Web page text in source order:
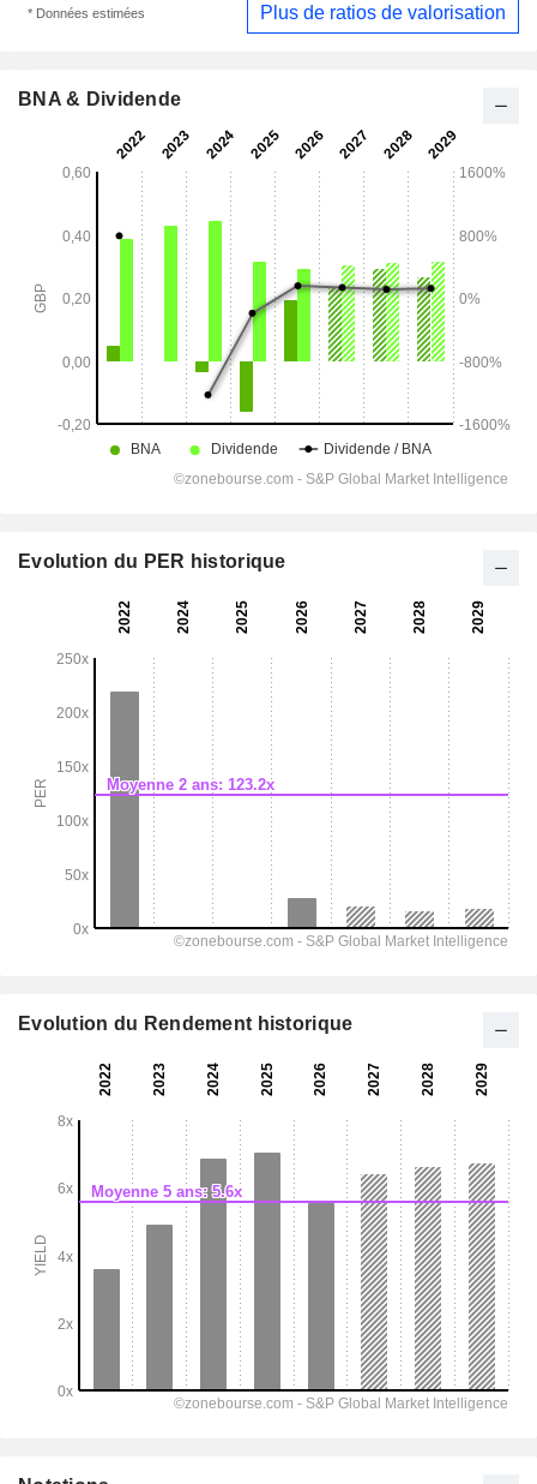
* Données estimées Plus de ratios de valorisation
BNA & Dividende
Evolution du PER historique
Evolution du Rendement historique